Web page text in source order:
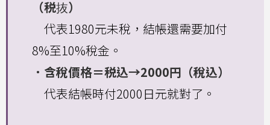
（税抜）
代表1980元未稅，結帳還需要加付
8%至10%稅金。
．含稅價格＝税込→2000円（稅込）
代表結帳時付2000日元就對了。